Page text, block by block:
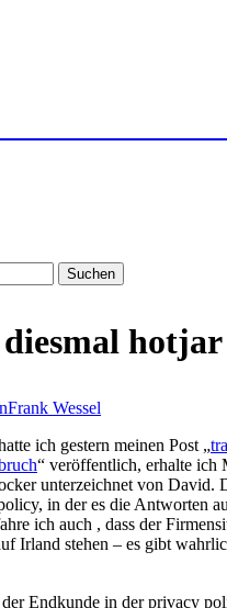
hotjar
Frank Wessel
ich gestern meinen Post „
“ veröffentlich, erhalte ich
unterzeichnet von David.
in der es die Antworten
ich auch , dass der
Irland stehen – es gibt
Endkunde in der privacy